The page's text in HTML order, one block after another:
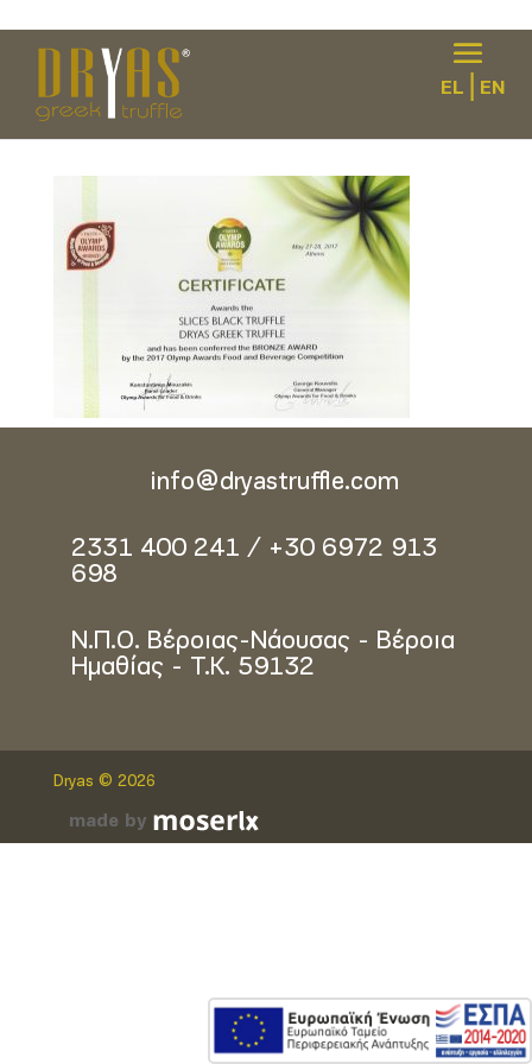
EL | EN
CERTIFICATE3
info@dryastruffle.com
2331 400 241 / +30 6972 913
698
Ν.Π.Ο. Βέροιας-Νάουσας - Βέροια
Ημαθίας - Τ.Κ. 59132
Dryas © 2026
made by